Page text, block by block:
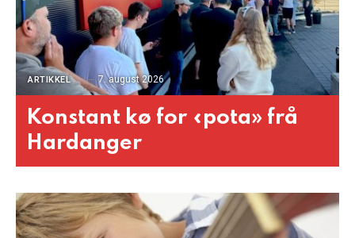
ARTIKKEL 7. august 2026
Konstant kø for «pota» frå
Hardanger